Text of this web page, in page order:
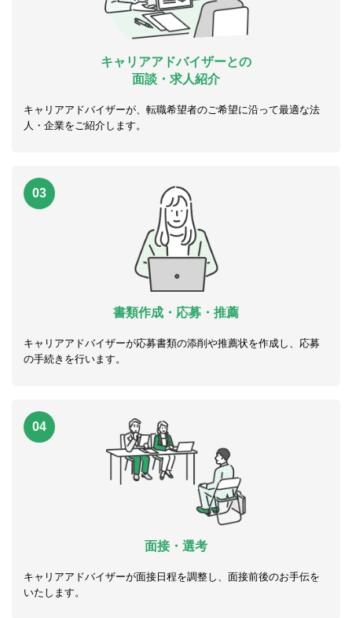
キャリアアドバイザーとの
面談・求人紹介
キャリアアドバイザーが、転職希望者のご希望に沿って最適な法
人・企業をご紹介します。
03
書類作成・応募・推薦
キャリアアドバイザーが応募書類の添削や推薦状を作成し、応募
の手続きを行います。
04
面接・選考
キャリアアドバイザーが面接日程を調整し、面接前後のお手伝を
いたします。